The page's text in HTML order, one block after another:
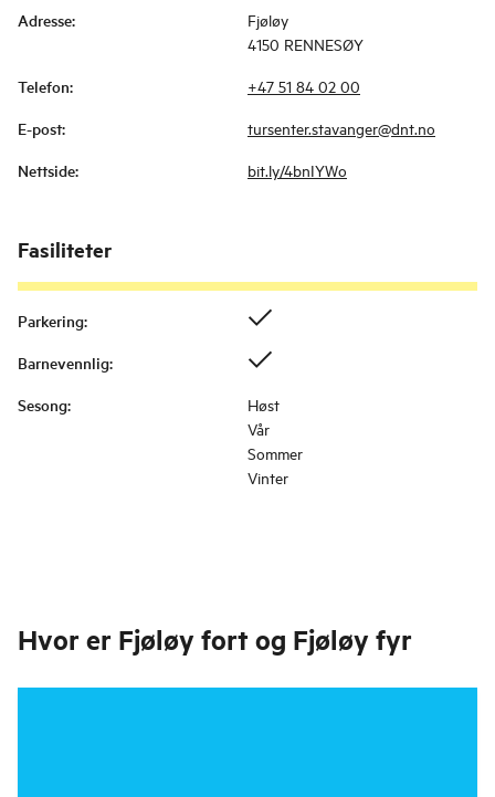
Adresse:
Fjøløy
4150 RENNESØY
Telefon: +47 51 84 02 00
E-post: tursenter.stavanger@dnt.no
Nettside: bit.ly/4bnIYWo
Fasiliteter
Parkering:
Barnevennlig:
Sesong:
Høst
Vår
Sommer
Vinter
Hvor er Fjøløy fort og Fjøløy fyr